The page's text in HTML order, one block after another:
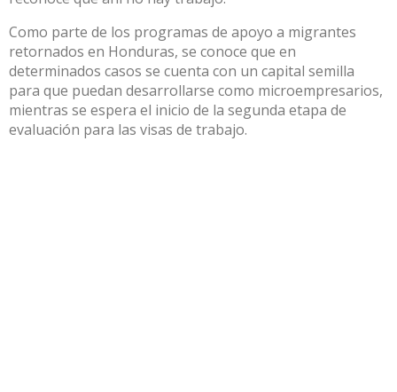
Como parte de los programas de apoyo a migrantes
retornados en Honduras, se conoce que en
determinados casos se cuenta con un capital semilla
para que puedan desarrollarse como microempresarios,
mientras se espera el inicio de la segunda etapa de
evaluación para las visas de trabajo.